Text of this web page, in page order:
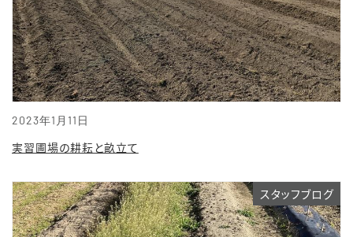
2023年1月11日
実習圃場の耕耘と畝立て
スタッフブログ